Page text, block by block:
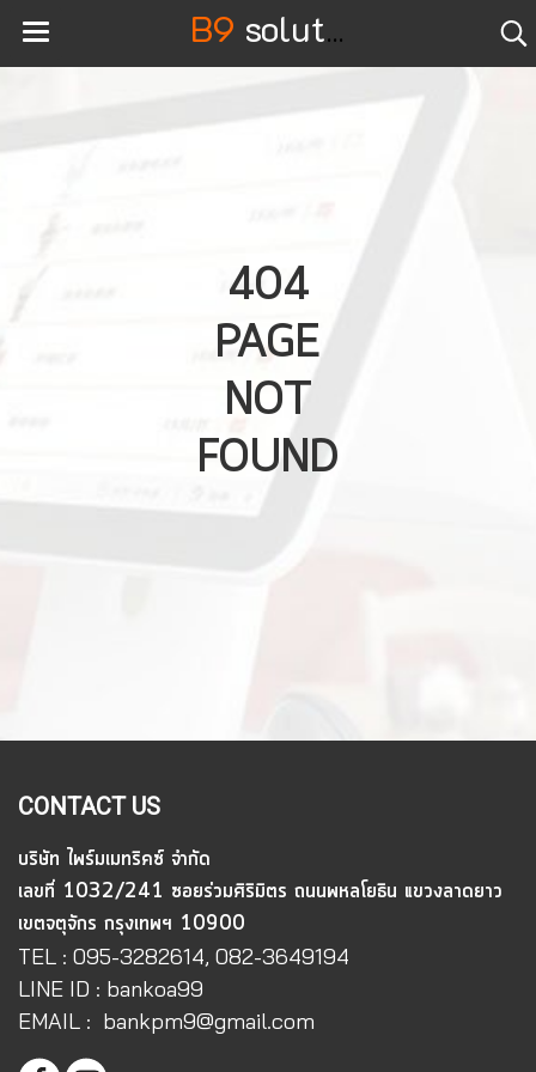
B9 solution
404
PAGE
NOT
FOUND
CONTACT US
บริษัท ไพร์มเมทริคซ์ จำกัด
เลขที่ 1032/241 ซอยร่วมศิริมิตร ถนนพหลโยธิน แขวงลาดยาว
เขตจตุจักร กรุงเทพฯ 10900
TEL : 095-3282614, 082-3649194
LINE ID : bankoa99
EMAIL : bankpm9@gmail.com